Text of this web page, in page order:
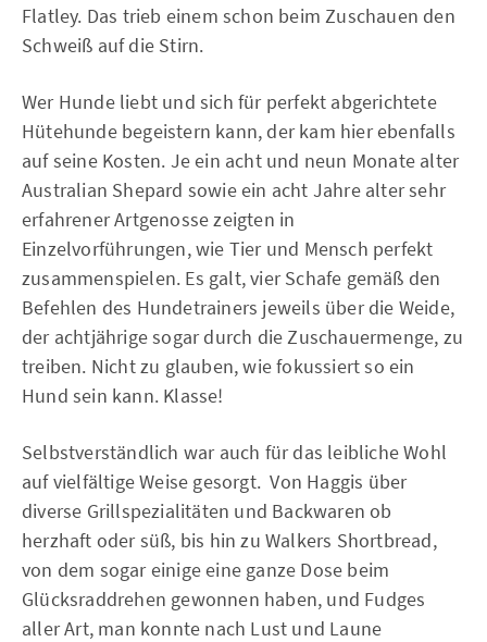
Flatley. Das trieb einem schon beim Zuschauen den
Schweiß auf die Stirn.
Wer Hunde liebt und sich für perfekt abgerichtete
Hütehunde begeistern kann, der kam hier ebenfalls
auf seine Kosten. Je ein acht und neun Monate alter
Australian Shepard sowie ein acht Jahre alter sehr
erfahrener Artgenosse zeigten in
Einzelvorführungen, wie Tier und Mensch perfekt
zusammenspielen. Es galt, vier Schafe gemäß den
Befehlen des Hundetrainers jeweils über die Weide,
der achtjährige sogar durch die Zuschauermenge, zu
treiben. Nicht zu glauben, wie fokussiert so ein
Hund sein kann. Klasse!
Selbstverständlich war auch für das leibliche Wohl
auf vielfältige Weise gesorgt. Von Haggis über
diverse Grillspezialitäten und Backwaren ob
herzhaft oder süß, bis hin zu Walkers Shortbread,
von dem sogar einige eine ganze Dose beim
Glücksraddrehen gewonnen haben, und Fudges
aller Art, man konnte nach Lust und Laune